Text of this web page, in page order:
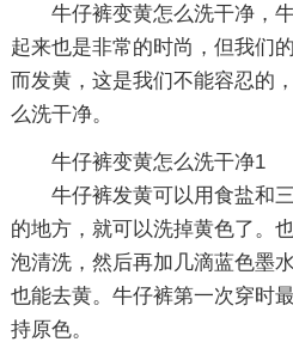
牛仔裤变黄怎么洗干净，
起来也是非常的时尚，但我们
而发黄，这是我们不能容忍的
么洗干净。
牛仔裤变黄怎么洗干净1
牛仔裤发黄可以用食盐和
的地方，就可以洗掉黄色了。
泡清洗，然后再加几滴蓝色墨
也能去黄。牛仔裤第一次穿时
持原色。